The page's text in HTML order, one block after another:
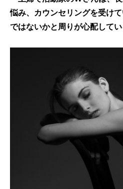
悩み、カウンセリングを受け
ではないかと周りが心配してい